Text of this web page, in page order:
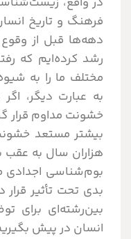
فرهنگ و تاریخ
دهه‌ها قبل از وقوع
رشد کرده‌ایم که
مختلف ما را به
به عبارت دیگر،
خشونت مداوم قرار
بیشتر مستعد
هزاران سال به عقب
بوم‌شناسی اجدادی
بدی تحت تأثیر قرار
بین‌رشته‌ای برای
انسان در پیش